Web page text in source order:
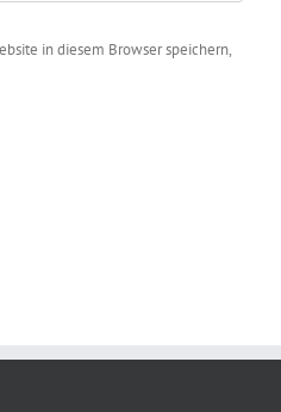
in diesem Browser speichern,